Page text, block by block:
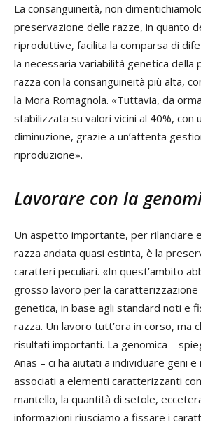
La consanguineità, non
preservazione delle razze, in quanto
riproduttive, facilita la comparsa di
la necessaria variabilità genetica della
razza con la consanguineità più alta,
la Mora Romagnola. «Tuttavia, da
stabilizzata su valori vicini al 40%, con
diminuzione, grazie a un’attenta
riproduzione».
Lavorare con la
Un aspetto importante, per rilanciare
razza andata quasi estinta, è la
caratteri peculiari. «In quest’ambito
grosso lavoro per la caratterizzazione
genetica, in base agli standard noti e
razza. Un lavoro tutt’ora in corso, ma
risultati importanti. La genomica –
Anas – ci ha aiutati a individuare geni
associati a elementi caratterizzanti
mantello, la quantità di setole,
informazioni riusciamo a fissare i